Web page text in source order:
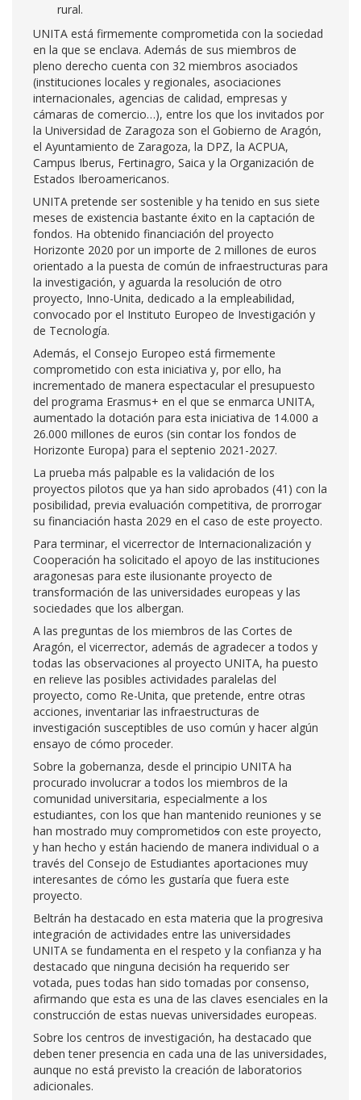
rural.
UNITA está firmemente comprometida con la sociedad
en la que se enclava. Además de sus miembros de
pleno derecho cuenta con 32 miembros asociados
(instituciones locales y regionales, asociaciones
internacionales, agencias de calidad, empresas y
cámaras de comercio…), entre los que los invitados por
la Universidad de Zaragoza son el Gobierno de Aragón,
el Ayuntamiento de Zaragoza, la DPZ, la ACPUA,
Campus Iberus, Fertinagro, Saica y la Organización de
Estados Iberoamericanos.
UNITA pretende ser sostenible y ha tenido en sus siete
meses de existencia bastante éxito en la captación de
fondos. Ha obtenido financiación del proyecto
Horizonte 2020 por un importe de 2 millones de euros
orientado a la puesta de común de infraestructuras para
la investigación, y aguarda la resolución de otro
proyecto, Inno-Unita, dedicado a la empleabilidad,
convocado por el Instituto Europeo de Investigación y
de Tecnología.
Además, el Consejo Europeo está firmemente
comprometido con esta iniciativa y, por ello, ha
incrementado de manera espectacular el presupuesto
del programa Erasmus+ en el que se enmarca UNITA,
aumentado la dotación para esta iniciativa de 14.000 a
26.000 millones de euros (sin contar los fondos de
Horizonte Europa) para el septenio 2021-2027.
La prueba más palpable es la validación de los
proyectos pilotos que ya han sido aprobados (41) con la
posibilidad, previa evaluación competitiva, de prorrogar
su financiación hasta 2029 en el caso de este proyecto.
Para terminar, el vicerrector de Internacionalización y
Cooperación ha solicitado el apoyo de las instituciones
aragonesas para este ilusionante proyecto de
transformación de las universidades europeas y las
sociedades que los albergan.
A las preguntas de los miembros de las Cortes de
Aragón, el vicerrector, además de agradecer a todos y
todas las observaciones al proyecto UNITA, ha puesto
en relieve las posibles actividades paralelas del
proyecto, como Re-Unita, que pretende, entre otras
acciones, inventariar las infraestructuras de
investigación susceptibles de uso común y hacer algún
ensayo de cómo proceder.
Sobre la gobernanza, desde el principio UNITA ha
procurado involucrar a todos los miembros de la
comunidad universitaria, especialmente a los
estudiantes, con los que han mantenido reuniones y se
han mostrado muy comprometidos con este proyecto,
y han hecho y están haciendo de manera individual o a
través del Consejo de Estudiantes aportaciones muy
interesantes de cómo les gustaría que fuera este
proyecto.
Beltrán ha destacado en esta materia que la progresiva
integración de actividades entre las universidades
UNITA se fundamenta en el respeto y la confianza y ha
destacado que ninguna decisión ha requerido ser
votada, pues todas han sido tomadas por consenso,
afirmando que esta es una de las claves esenciales en la
construcción de estas nuevas universidades europeas.
Sobre los centros de investigación, ha destacado que
deben tener presencia en cada una de las universidades,
aunque no está previsto la creación de laboratorios
adicionales.